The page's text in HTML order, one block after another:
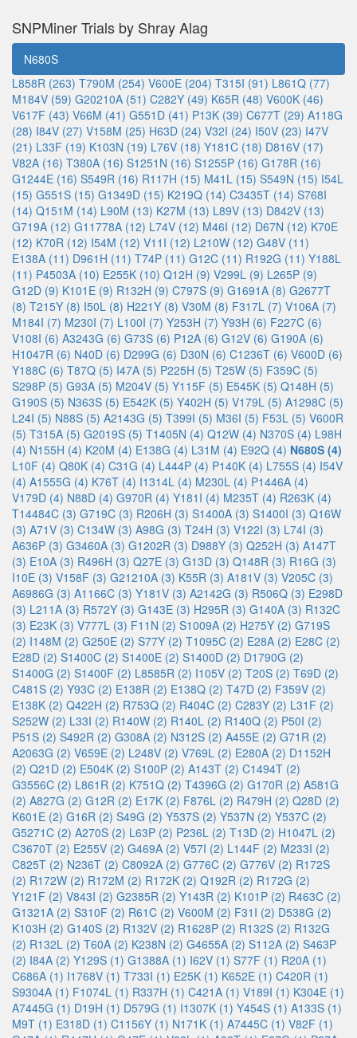
SNPMiner Trials by Shray Alag
N680S
L858R (263) T790M (254) V600E (204) T315I (91) L861Q (77)
M184V (59) G20210A (51) C282Y (49) K65R (48) V600K (46)
V617F (43) V66M (41) G551D (41) P13K (39) C677T (29) A118G
(28) I84V (27) V158M (25) H63D (24) V32I (24) I50V (23) I47V
(21) L33F (19) K103N (19) L76V (18) Y181C (18) D816V (17)
V82A (16) T380A (16) S1251N (16) S1255P (16) G178R (16)
G1244E (16) S549R (16) R117H (15) M41L (15) S549N (15) I54L
(15) G551S (15) G1349D (15) K219Q (14) C3435T (14) S768I
(14) Q151M (14) L90M (13) K27M (13) L89V (13) D842V (13)
G719A (12) G11778A (12) L74V (12) M46I (12) D67N (12) K70E
(12) K70R (12) I54M (12) V11I (12) L210W (12) G48V (11)
E138A (11) D961H (11) T74P (11) G12C (11) R192G (11) Y188L
(11) P4503A (10) E255K (10) Q12H (9) V299L (9) L265P (9)
G12D (9) K101E (9) R132H (9) C797S (9) G1691A (8) G2677T
(8) T215Y (8) I50L (8) H221Y (8) V30M (8) F317L (7) V106A (7)
M184I (7) M230I (7) L100I (7) Y253H (7) Y93H (6) F227C (6)
V108I (6) A3243G (6) G73S (6) P12A (6) G12V (6) G190A (6)
H1047R (6) N40D (6) D299G (6) D30N (6) C1236T (6) V600D (6)
Y188C (6) T87Q (5) I47A (5) P225H (5) T25W (5) F359C (5)
S298P (5) G93A (5) M204V (5) Y115F (5) E545K (5) Q148H (5)
G190S (5) N363S (5) E542K (5) Y402H (5) V179L (5) A1298C (5)
L24I (5) N88S (5) A2143G (5) T399I (5) M36I (5) F53L (5) V600R
(5) T315A (5) G2019S (5) T1405N (4) Q12W (4) N370S (4) L98H
(4) N155H (4) K20M (4) E138G (4) L31M (4) E92Q (4) N680S (4)
L10F (4) Q80K (4) C31G (4) L444P (4) P140K (4) L755S (4) I54V
(4) A1555G (4) K76T (4) I1314L (4) M230L (4) P1446A (4)
V179D (4) N88D (4) G970R (4) Y181I (4) M235T (4) R263K (4)
T14484C (3) G719C (3) R206H (3) S1400A (3) S1400I (3) Q16W
(3) A71V (3) C134W (3) A98G (3) T24H (3) V122I (3) L74I (3)
A636P (3) G3460A (3) G1202R (3) D988Y (3) Q252H (3) A147T
(3) E10A (3) R496H (3) Q27E (3) G13D (3) Q148R (3) R16G (3)
I10E (3) V158F (3) G21210A (3) K55R (3) A181V (3) V205C (3)
A6986G (3) A1166C (3) Y181V (3) A2142G (3) R506Q (3) E298D
(3) L211A (3) R572Y (3) G143E (3) H295R (3) G140A (3) R132C
(3) E23K (3) V777L (3) F11N (2) S1009A (2) H275Y (2) G719S
(2) I148M (2) G250E (2) S77Y (2) T1095C (2) E28A (2) E28C (2)
E28D (2) S1400C (2) S1400E (2) S1400D (2) D1790G (2)
S1400G (2) S1400F (2) L8585R (2) I105V (2) T20S (2) T69D (2)
C481S (2) Y93C (2) E138R (2) E138Q (2) T47D (2) F359V (2)
E138K (2) Q422H (2) R753Q (2) R404C (2) C283Y (2) L31F (2)
S252W (2) L33I (2) R140W (2) R140L (2) R140Q (2) P50I (2)
P51S (2) S492R (2) G308A (2) N312S (2) A455E (2) G71R (2)
A2063G (2) V659E (2) L248V (2) V769L (2) E280A (2) D1152H
(2) Q21D (2) E504K (2) S100P (2) A143T (2) C1494T (2)
G3556C (2) L861R (2) K751Q (2) T4396G (2) G170R (2) A581G
(2) A827G (2) G12R (2) E17K (2) F876L (2) R479H (2) Q28D (2)
K601E (2) G16R (2) S49G (2) Y537S (2) Y537N (2) Y537C (2)
G5271C (2) A270S (2) L63P (2) P236L (2) T13D (2) H1047L (2)
C3670T (2) E255V (2) G469A (2) V57I (2) L144F (2) M233I (2)
C825T (2) N236T (2) C8092A (2) G776C (2) G776V (2) R172S
(2) R172W (2) R172M (2) R172K (2) Q192R (2) R172G (2)
Y121F (2) V843I (2) G2385R (2) Y143R (2) K101P (2) R463C (2)
G1321A (2) S310F (2) R61C (2) V600M (2) F31I (2) D538G (2)
K103H (2) G140S (2) R132V (2) R1628P (2) R132S (2) R132G
(2) R132L (2) T60A (2) K238N (2) G4655A (2) S112A (2) S463P
(2) I84A (2) Y129S (1) G1388A (1) I62V (1) S77F (1) R20A (1)
C686A (1) I1768V (1) T733I (1) E25K (1) K652E (1) C420R (1)
S9304A (1) F1074L (1) R337H (1) C421A (1) V189I (1) K304E (1)
A7445G (1) D19H (1) D579G (1) I1307K (1) Y454S (1) A133S (1)
M9T (1) E318D (1) C1156Y (1) N171K (1) A7445C (1) V82F (1)